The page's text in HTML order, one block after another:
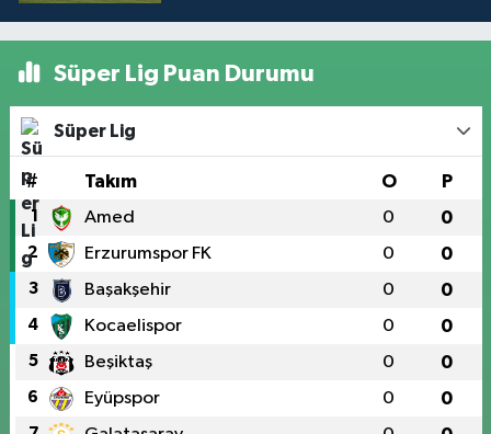
Süper Lig Puan Durumu
Süper Lig
# Takım O P
1 Amed 0 0
2 Erzurumspor FK 0 0
3 Başakşehir 0 0
4 Kocaelispor 0 0
5 Beşiktaş 0 0
6 Eyüpspor 0 0